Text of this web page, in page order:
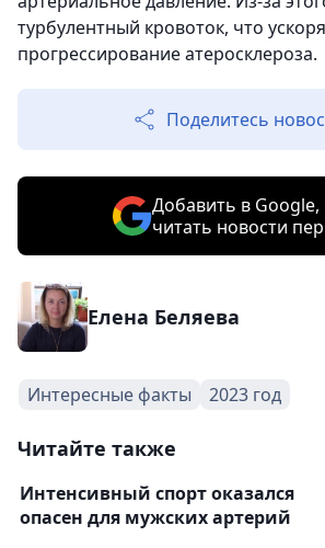
турбулентный кровоток, что
прогрессирование атеросклероза.
Поделитесь
Добавить в
читать новости
Елена Беляева
Интересные факты 2023 год
Читайте также
Интенсивный спорт оказался
опасен для мужских артерий